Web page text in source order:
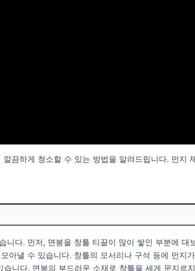
끔하게 청소할 수 있는 방법을 알려드립니다. 먼지
니다. 먼저, 면봉을 창틀 티끌이 많이 쌓인 부분에 대
아낼 수 있습니다. 창틀의 모서리나 구석 등에 먼지
니다. 면봉의 부드러운 소재로 창틀을 세게 문지르